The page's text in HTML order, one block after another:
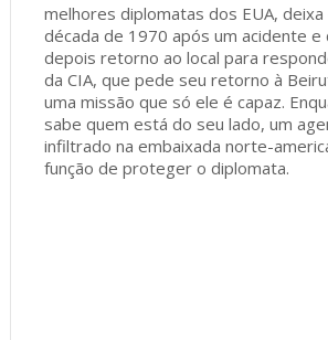
melhores diplomatas dos EUA, deixa
década de 1970 após um acidente e
depois retorno ao local para
da CIA, que pede seu retorno à
uma missão que só ele é capaz.
sabe quem está do seu lado, um
infiltrado na embaixada norte-
função de proteger o diplomata.